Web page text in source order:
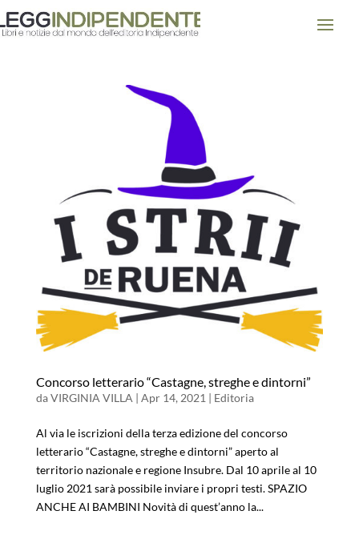
Concorso letterario “Castagne, streghe e dintorni”
daVIRGINIA VILLA | Apr 14, 2021 | Editoria
Al via le iscrizioni della terza edizione del concorso
letterario “Castagne, streghe e dintorni” aperto al
territorio nazionale e regione Insubre. Dal 10 aprile al 10
luglio 2021 sarà possibile inviare i propri testi. SPAZIO
ANCHE AI BAMBINI Novità di quest’anno la...